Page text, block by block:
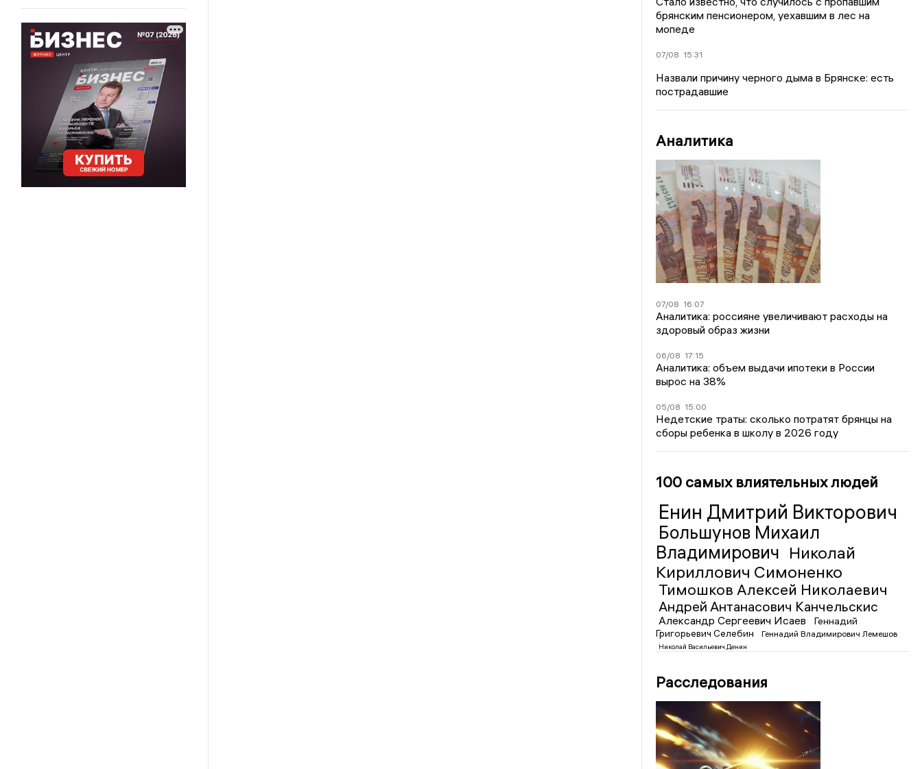
брянским пенсионером, уехавшим в лес на
мопеде
07/08 15:31
Назвали причину черного дыма в Брянске: есть
пострадавшие
Аналитика
07/08 16:07
Аналитика: россияне увеличивают расходы на
здоровый образ жизни
06/08 17:15
Аналитика: объем выдачи ипотеки в России
вырос на 38%
05/08 15:00
Недетские траты: сколько потратят брянцы на
сборы ребенка в школу в 2026 году
100 самых влиятельных людей
Енин Дмитрий Викторович
Большунов Михаил
Владимирович Николай
Кириллович Симоненко
Тимошков Алексей Николаевич
Андрей Антанасович Канчельскис
Александр Сергеевич Исаев
Геннадий
Григорьевич Селебин
Геннадий Владимирович Лемешов
Николай Васильевич Денин
Расследования